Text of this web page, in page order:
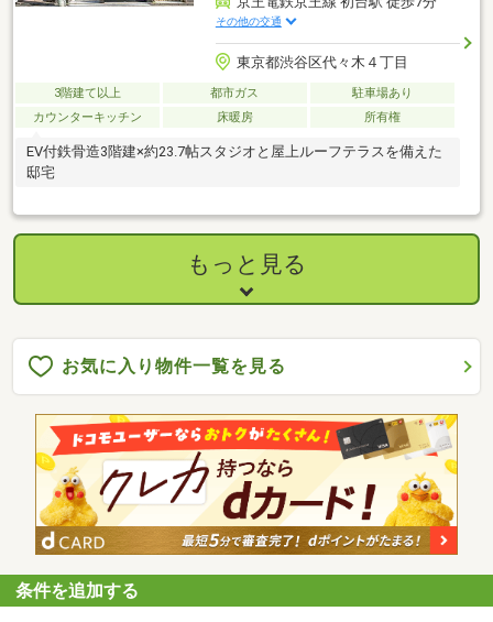
その他の交通
東京都渋谷区代々木４丁目
3階建て以上 都市ガス
駐車場あり
カウンターキッチン
床暖房 所有権
EV付鉄骨造3階建×約23.7帖スタジオと屋上ルーフテラスを備えた
邸宅
もっと見る
お気に入り物件一覧を見る
条件を追加する